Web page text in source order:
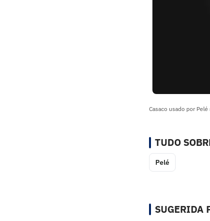
Casaco usado por
TUDO
Pelé
SUGERIDA